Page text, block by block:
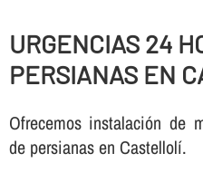
URGENCIAS 24
PERSIANAS EN
Ofrecemos instalación de
de persianas en Castellolí.